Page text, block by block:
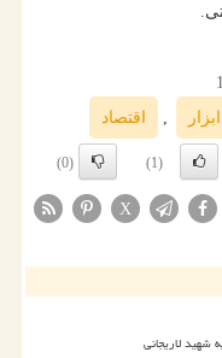
ابزار , اقتصاد
(1)
(0)
X
شهید لاریجانی